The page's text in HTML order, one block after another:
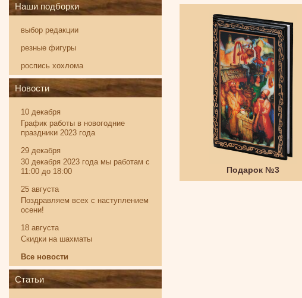
Подарок №3
Наши подборки
выбор редакции
резные фигуры
роспись хохлома
Новости
10 декабря
График работы в новогодние
праздники 2023 года
29 декабря
30 декабря 2023 года мы работам с
11:00 до 18:00
25 августа
Поздравляем всех с наступлением
осени!
18 августа
Скидки на шахматы
Все новости
Статьи